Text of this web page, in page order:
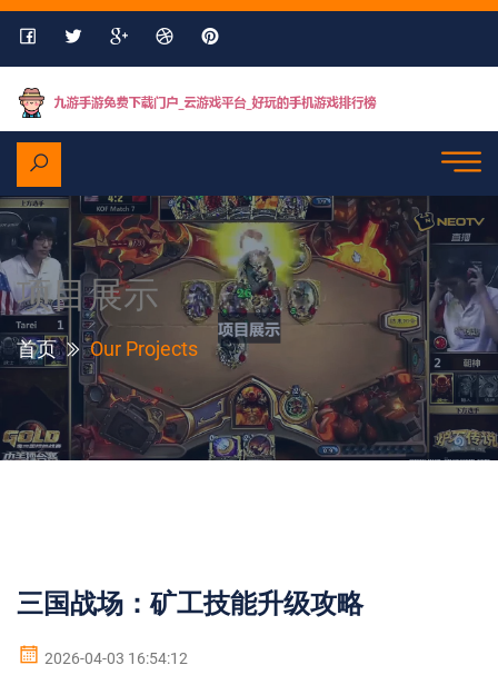
项目展示
首页 Our Projects
三国战场：矿工技能升级攻略
2026-04-03 16:54:12